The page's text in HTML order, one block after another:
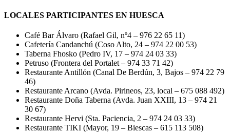
LOCALES PARTICIPANTES EN HUESCA
Café Bar Álvaro (Rafael Gil, nº4 – 976 22 65 11)
Cafetería Candanchú (Coso Alto, 24 – 974 22 00 53)
Taberna Fhosko (Pedro IV, 17 – 974 24 03 33)
Petruso (Frontera del Portalet – 974 33 71 42)
Restaurante Antillón (Canal De Berdún, 3, Bajos – 974 22 79
46)
Restaurante Arcano (Avda. Pirineos, 23, local – 675 088 492)
Restaurante Doña Taberna (Avda. Juan XXIII, 13 – 974 21
30 67)
Restaurante Hervi (Sta. Paciencia, 2 – 974 24 03 33)
Restaurante TIKI (Mayor, 19 – Biescas – 615 113 508)